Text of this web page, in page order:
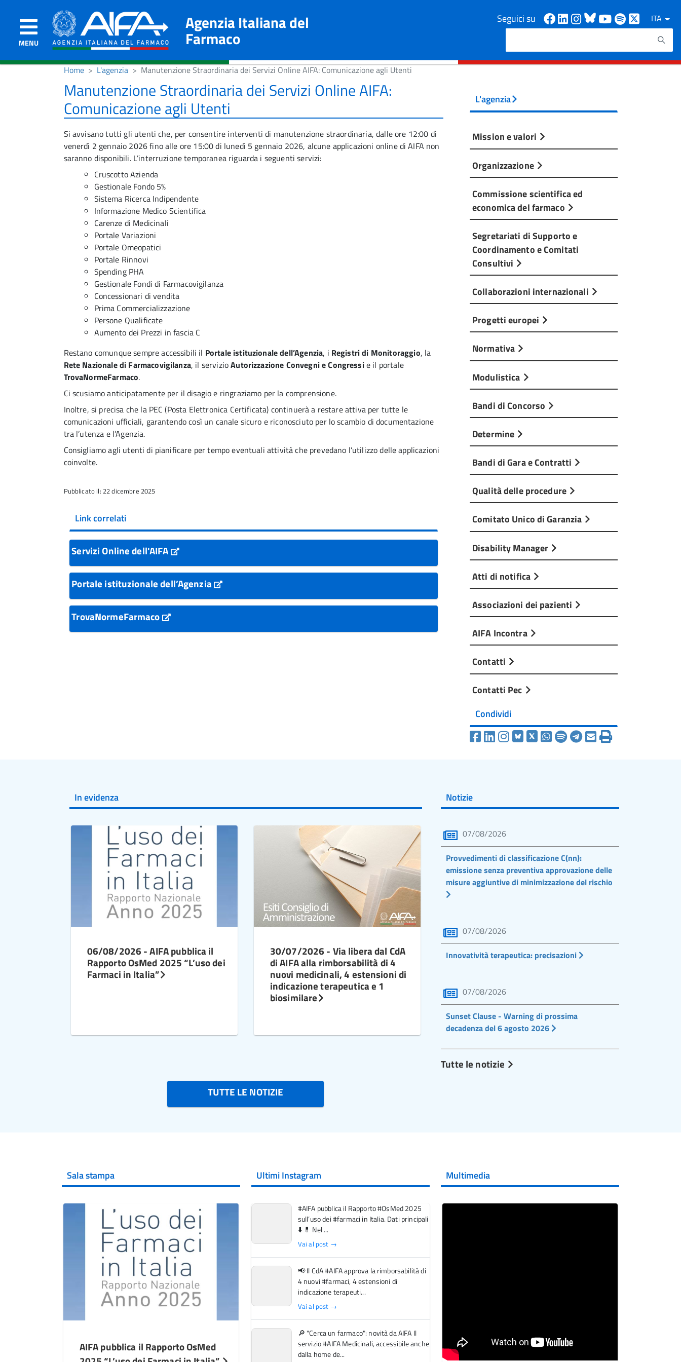
MENU
Agenzia Italiana del
Farmaco
Seguici su Facebook
Linkedin
Instagram
Bluesky
Youtube
Spotify
ITA
Cerca
Home L'agenzia Manutenzione Straordinaria dei Servizi Online AIFA: Comunicazione agli Utenti
Manutenzione Straordinaria dei Servizi Online AIFA:
Comunicazione agli Utenti
Si avvisano tutti gli utenti che, per consentire interventi di manutenzione straordinaria, dalle ore 12:00 di
venerdì 2 gennaio 2026 fino alle ore 15:00 di lunedì 5 gennaio 2026, alcune applicazioni online di AIFA non
saranno disponibili. L’interruzione temporanea riguarda i seguenti servizi:
Cruscotto Azienda
Gestionale Fondo 5%
Sistema Ricerca Indipendente
Informazione Medico Scientifica
Carenze di Medicinali
Portale Variazioni
Portale Omeopatici
Portale Rinnovi
Spending PHA
Gestionale Fondi di Farmacovigilanza
Concessionari di vendita
Prima Commercializzazione
Persone Qualificate
Aumento dei Prezzi in fascia C
Restano comunque sempre accessibili il Portale istituzionale dell’Agenzia, i Registri di Monitoraggio, la
Rete Nazionale di Farmacovigilanza, il servizioAutorizzazione Convegni e Congressie il portale
TrovaNormeFarmaco.
Ci scusiamo anticipatamente per il disagio e ringraziamo per la comprensione.
Inoltre, si precisa che la PEC (Posta Elettronica Certificata) continuerà a restare attiva per tutte le
comunicazioni ufficiali, garantendo così un canale sicuro e riconosciuto per lo scambio di documentazione
tra l’utenza e l’Agenzia.
Consigliamo agli utenti di pianificare per tempo eventuali attività che prevedano l’utilizzo delle applicazioni
coinvolte.
Pubblicato il: 22 dicembre 2025
Link correlati
Servizi Online dell'AIFA
Portale istituzionale dell’Agenzia
TrovaNormeFarmaco
L'agenzia
Mission e valori
Organizzazione
Commissione scientifica ed
economica del farmaco
Segretariati di Supporto e
Coordinamento e Comitati
Consultivi
Collaborazioni internazionali
Progetti europei
Normativa
Modulistica
Bandi di Concorso
Determine
Bandi di Gara e Contratti
Qualità delle procedure
Comitato Unico di Garanzia
Disability Manager
Atti di notifica
Associazioni dei pazienti
AIFA Incontra
Contatti
Contatti Pec
Condividi
In evidenza
06/08/2026 - AIFA pubblica il
Rapporto OsMed 2025 “L’uso dei
Farmaci in Italia”
30/07/2026 - Via libera dal CdA
di AIFA alla rimborsabilità di 4
nuovi medicinali, 4 estensioni di
indicazione terapeutica e 1
biosimilare
TUTTE LE NOTIZIE
Notizie
07/08/2026
Provvedimenti di classificazione C(nn):
emissione senza preventiva approvazione delle
misure aggiuntive di minimizzazione del rischio
07/08/2026
Innovatività terapeutica: precisazioni
07/08/2026
Sunset Clause - Warning di prossima
decadenza del 6 agosto 2026
Tutte le notizie
Sala stampa
AIFA pubblica il Rapporto OsMed
Ultimi Instagram
#AIFA pubblica il Rapporto #OsMed 2025
sull’uso dei #farmaci in Italia. Dati principali
⬇️ 💊 Nel ...
Vai al post →
📢 Il CdA #AIFA approva la rimborsabilità di
4 nuovi #farmaci, 4 estensioni di
indicazione terapeuti...
Vai al post →
🔎 "Cerca un farmaco": novità da AIFA Il
servizio #AIFA Medicinali, accessibile anche
dalla home de...
Multimedia